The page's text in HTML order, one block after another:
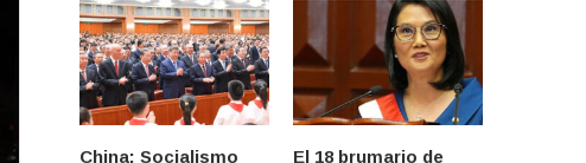
China: Socialismo
El 18 brumario de